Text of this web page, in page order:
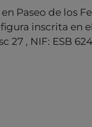
Paseo de los
inscrita en
27 , NIF: ESB